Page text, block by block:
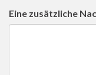
Eine zusätzliche